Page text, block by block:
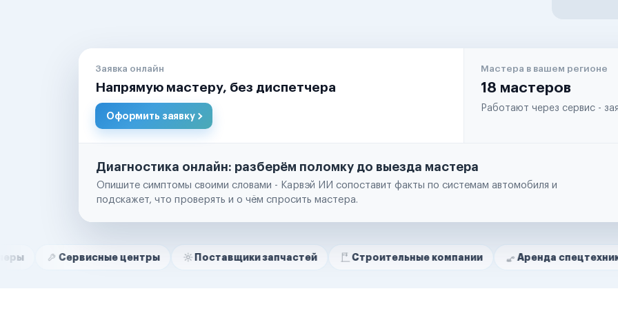
Заявка онлайн
Напрямую мастеру, без диспетчера
Оформить заявку
Мастера в вашем регионе
18 мастеров
Работают через сервис -
Диагностика онлайн: разберём поломку до выезда мастера
Опишите симптомы своими словами - Карвэй ИИ сопоставит факты по системам автомобиля и
подскажет, что проверять и о чём спросить мастера.
Нам доверяют
центры Поставщики запчастей Строительные компании Аренда спецтехники
Маркетплейсы